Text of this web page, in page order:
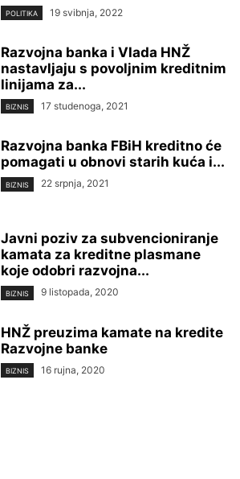
POLITIKA 19 svibnja, 2022
Razvojna banka i Vlada HNŽ
nastavljaju s povoljnim kreditnim
linijama za...
BIZNIS 17 studenoga, 2021
Razvojna banka FBiH kreditno će
pomagati u obnovi starih kuća i...
BIZNIS 22 srpnja, 2021
Javni poziv za subvencioniranje
kamata za kreditne plasmane
koje odobri razvojna...
BIZNIS 9 listopada, 2020
HNŽ preuzima kamate na kredite
Razvojne banke
BIZNIS 16 rujna, 2020